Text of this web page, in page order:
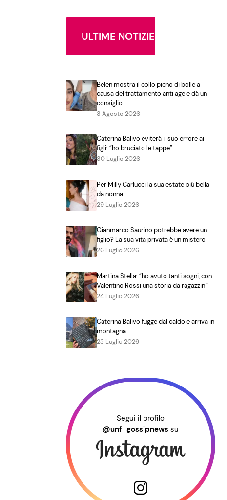
ULTIME NOTIZIE
Belen mostra il collo pieno di bolle a
causa del trattamento anti age e dà un
consiglio
3 Agosto 2026
Caterina Balivo eviterà il suo errore ai
figli: “ho bruciato le tappe”
30 Luglio 2026
Per Milly Carlucci la sua estate più bella
da nonna
29 Luglio 2026
Gianmarco Saurino potrebbe avere un
figlio? La sua vita privata è un mistero
26 Luglio 2026
Martina Stella: “ho avuto tanti sogni, con
Valentino Rossi una storia da ragazzini”
24 Luglio 2026
Caterina Balivo fugge dal caldo e arriva in
montagna
23 Luglio 2026
Segui il profilo
@unf_gossipnews su